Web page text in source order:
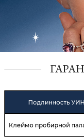
Подлинность УИН
Клеймо пробирной